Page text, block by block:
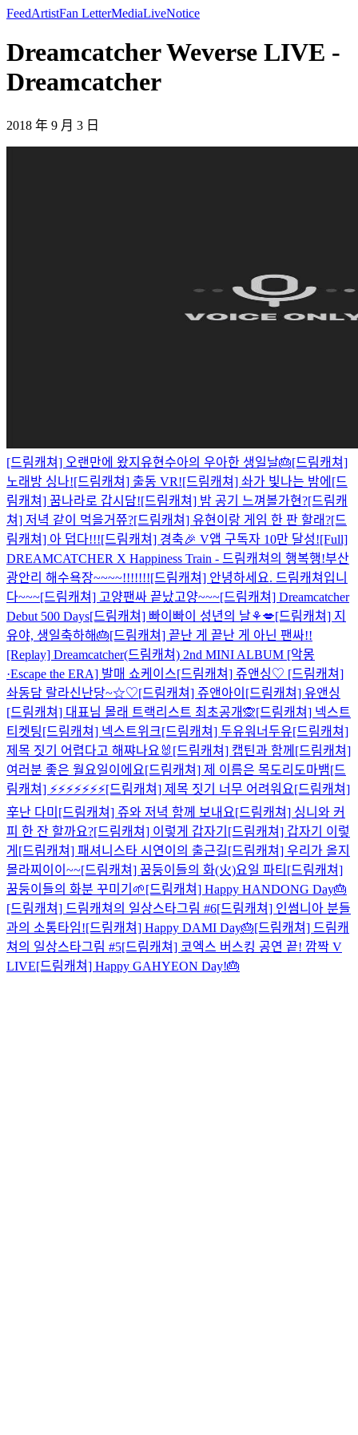
FeedArtistFan LetterMediaLiveNotice
Dreamcatcher Weverse LIVE -
Dreamcatcher
2018 年 9 月 3 日
[드림캐쳐] 오랜만에 왔지유현수아의 우아한 생일날🎂[드림캐쳐]
노래방 싱나![드림캐쳐] 출동 VR![드림캐쳐] 솨가 빛나는 밤에 [드
림캐쳐] 꿈나라로 갑시담![드림캐쳐] 밤 공기 느껴볼가현?[드림캐
쳐] 저녁 같이 먹을거쮸?[드림캐쳐] 유현이랑 게임 한 판 할래?[드
림캐쳐] 아 덥다!!![드림캐쳐] 경축🎉 V앱 구독자 10만 달성![Full]
DREAMCATCHER X Happiness Train - 드림캐쳐의 행복행!부산
광안리 해수욕장~~~~!!!!!!![드림캐쳐] 안녕하세요. 드림캐쳐입니
다~~~[드림캐쳐] 고양팬싸 끝났고양~~~[드림캐쳐] Dreamcatcher
Debut 500 Days[드림캐쳐] 빠이빠이 성년의 날⚘💋[드림캐쳐] 지
유야, 생일축하해🎂[드림캐쳐] 끝난 게 끝난 게 아닌 팬싸!!
[Replay] Dreamcatcher(드림캐쳐) 2nd MINI ALBUM [악몽
·Escape the ERA] 발매 쇼케이스[드림캐쳐] 쥬앤싱♡ [드림캐쳐]
솨동담 랄라신난당~☆♡[드림캐쳐] 쥬앤아이 [드림캐쳐] 유앤싱
[드림캐쳐] 대표님 몰래 트랙리스트 최초공개🙊[드림캐쳐] 넥스트
티켓팅[드림캐쳐] 넥스트위크[드림캐쳐] 두유워너두유[드림캐쳐]
제목 짓기 어렵다고 해쨔나요🐰 [드림캐쳐] 캡틴과 함께 [드림캐쳐]
여러분 좋은 월요일이에요[드림캐쳐] 제 이름은 목도리도마뱀[드
림캐쳐] ⚡⚡⚡⚡⚡⚡⚡[드림캐쳐] 제목 짓기 너무 어려워요[드림캐쳐]
辛난 다미 [드림캐쳐] 쥬와 저녁 함께 보내요[드림캐쳐] 싱니와 커
피 한 잔 할까요?[드림캐쳐] 이렇게 갑자기 [드림캐쳐] 갑자기 이렇
게 [드림캐쳐] 패셔니스타 시연이의 출근길[드림캐쳐] 우리가 올지
몰라찌이이~~[드림캐쳐] 꿈둥이들의 화(火)요일 파티 [드림캐쳐]
꿈둥이들의 화분 꾸미기🌱[드림캐쳐] Happy HANDONG Day🎂
[드림캐쳐] 드림캐쳐의 일상스타그림 #6[드림캐쳐] 인썸니아 분들
과의 소통타임![드림캐쳐] Happy DAMI Day🎂[드림캐쳐] 드림캐
쳐의 일상스타그림 #5[드림캐쳐] 코엑스 버스킹 공연 끝! 깜짝 V
LIVE[드림캐쳐] Happy GAHYEON Day!🎂